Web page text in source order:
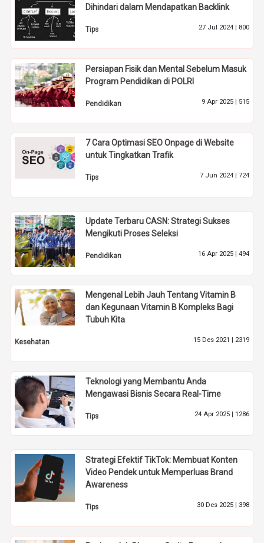
Dihindari dalam Mendapatkan Backlink
Tips 27 Jul 2024 | 800
Persiapan Fisik dan Mental Sebelum Masuk
Program Pendidikan di POLRI
Pendidikan 9 Apr 2025 | 515
7 Cara Optimasi SEO Onpage di Website
untuk Tingkatkan Trafik
Tips 7 Jun 2024 | 724
Update Terbaru CASN: Strategi Sukses
Mengikuti Proses Seleksi
Pendidikan 16 Apr 2025 | 494
Mengenal Lebih Jauh Tentang Vitamin B
dan Kegunaan Vitamin B Kompleks Bagi
Tubuh Kita
Kesehatan 15 Des 2021 | 2319
Teknologi yang Membantu Anda
Mengawasi Bisnis Secara Real-Time
Tips 24 Apr 2025 | 1286
Strategi Efektif TikTok: Membuat Konten
Video Pendek untuk Memperluas Brand
Awareness
Tips 30 Des 2025 | 398